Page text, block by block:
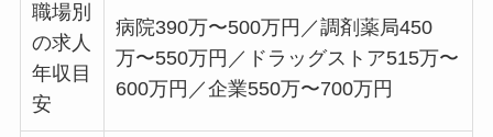
職場別
の求人
年収目
安
病院390万〜500万円／調剤薬局450
万〜550万円／ドラッグストア515万〜
600万円／企業550万〜700万円